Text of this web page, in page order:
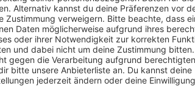
Eyes"